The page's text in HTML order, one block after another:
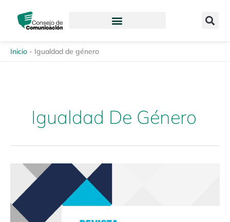
contenido
Inicio - Igualdad de género
Igualdad De Género
Revista
Enfoques
la
Comunicación